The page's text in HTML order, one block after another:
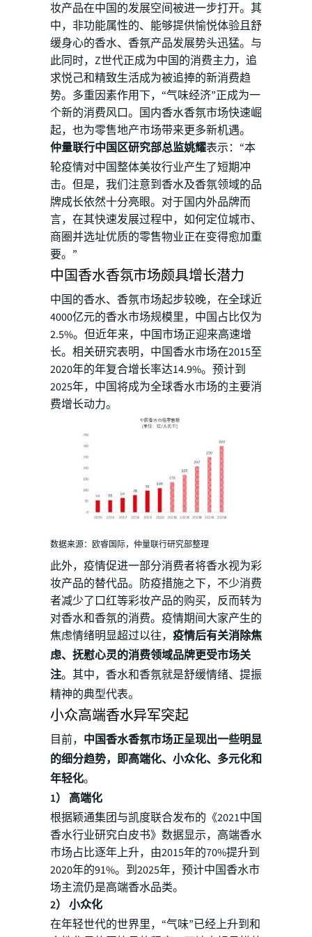
妆产品在中国的发展空间被进一步打开。其
中，非功能属性的、能够提供愉悦体验且舒
缓身心的香水、香氛产品发展势头迅猛。与
此同时，Z世代正成为中国的消费主力，追
求悦己和精致生活成为被追捧的新消费趋
势。多重因素作用下，“气味经济”正成为一
个新的消费风口。国内香水香氛市场快速崛
起，也为零售地产市场带来更多新机遇。
仲量联行中国区研究部总监姚耀表示：“本
轮疫情对中国整体美妆行业产生了短期冲
击。但是，我们注意到香水及香氛领域的品
牌成长依然十分亮眼。对于国内外品牌而
言，在其快速发展过程中，如何定位城市、
商圈并选址优质的零售物业正在变得愈加重
要。”
中国香水香氛市场颇具增长潜力
中国的香水、香氛市场起步较晚，在全球近
4000亿元的香水市场规模里，中国占比仅为
2.5%。但近年来，中国市场正迎来高速增
长。相关研究表明，中国香水市场在2015至
2020年的年复合增长率达14.9%。预计到
2025年，中国将成为全球香水市场的主要消
费增长动力。
数据来源：欧睿国际，仲量联行研究部整理
此外，疫情促进一部分消费者将香水视为彩
妆产品的替代品。防疫措施之下，不少消费
者减少了口红等彩妆产品的购买，反而转为
对香水和香氛的消费。疫情期间大家产生的
焦虑情绪明显超过以往， 疫情后有关消除焦
虑、抚慰心灵的消费领域品牌更受市场关
注。其中，香水和香氛就是舒缓情绪、提振
精神的典型代表。
小众高端香水异军突起
目前， 中国香水香氛市场正呈现出一些明显
的细分趋势，即高端化、小众化、多元化和
年轻化。
1） 高端化
根据颖通集团与凯度联合发布的《2021中国
香水行业研究白皮书》数据显示，高端香水
市场占比逐年上升，由2015年的70%提升到
2020年的91%。到2025年，预计中国香水市
场主流仍是高端香水品类。
2） 小众化
在年轻世代的世界里，“气味”已经上升到和